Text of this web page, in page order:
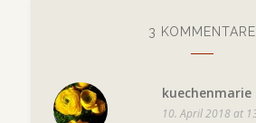
3 KOMMENTARE
kuechenmarie
10. April 2018 at